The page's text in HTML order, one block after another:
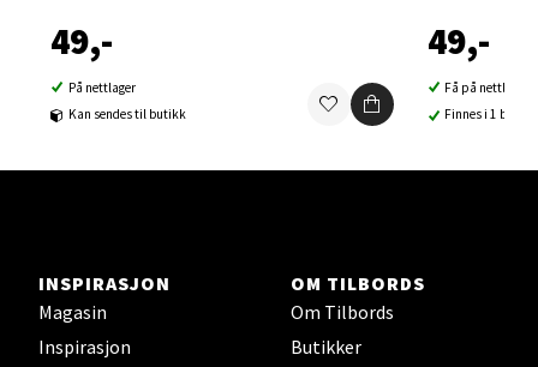
49,-
På nettlager
Kan sendes til butikk
49,-
Få på nettlager
Finnes i 1 butikk
INSPIRASJON
Magasin
Inspirasjon
OM TILBORDS
Om Tilbords
Butikker
Orkanger - Thon Senter Orkanger
Orkanger